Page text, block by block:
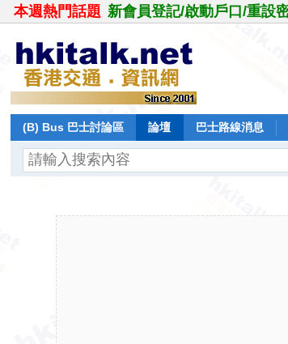
本週熱門話題 新會員登記/啟動戶口/重設
(B) Bus 巴士討論區 論壇 巴士路線消息